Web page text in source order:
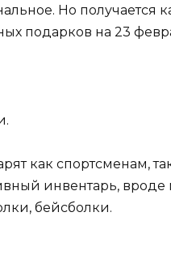
Но получается
подарков на 23
как спортсменам,
инвентарь, вроде
бейсболки.